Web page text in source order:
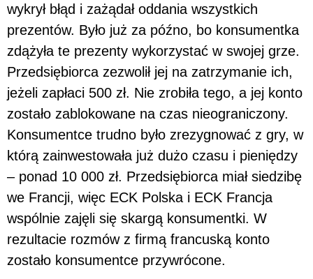
wykrył błąd i zażądał oddania wszystkich
prezentów. Było już za późno, bo konsumentka
zdążyła te prezenty wykorzystać w swojej grze.
Przedsiębiorca zezwolił jej na zatrzymanie ich,
jeżeli zapłaci 500 zł. Nie zrobiła tego, a jej konto
zostało zablokowane na czas nieograniczony.
Konsumentce trudno było zrezygnować z gry, w
którą zainwestowała już dużo czasu i pieniędzy
– ponad 10 000 zł. Przedsiębiorca miał siedzibę
we Francji, więc ECK Polska i ECK Francja
wspólnie zajęli się skargą konsumentki. W
rezultacie rozmów z firmą francuską konto
zostało konsumentce przywrócone.